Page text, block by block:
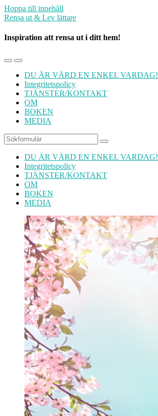
Hoppa till innehåll
Rensa ut & Lev lättare
Inspiration att rensa ut i ditt hem!
Slå
mobilmenyn
Slå
på/av
sökfältet
DU ÄR VÄRD EN ENKEL VARDAG!
Integritetspolicy
TJÄNSTER/KONTAKT
OM
BOKEN
MEDIA
Sök
DU ÄR VÄRD EN ENKEL VARDAG!
Integritetspolicy
TJÄNSTER/KONTAKT
OM
BOKEN
MEDIA